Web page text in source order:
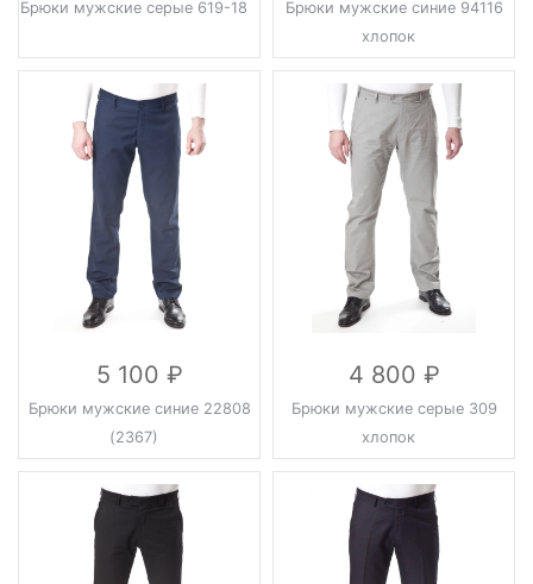
Брюки мужские серые 619-18
Брюки мужские синие 94116
хлопок
5 100
Брюки мужские синие 22808
(2367)
4 800
Брюки мужские серые 309
хлопок